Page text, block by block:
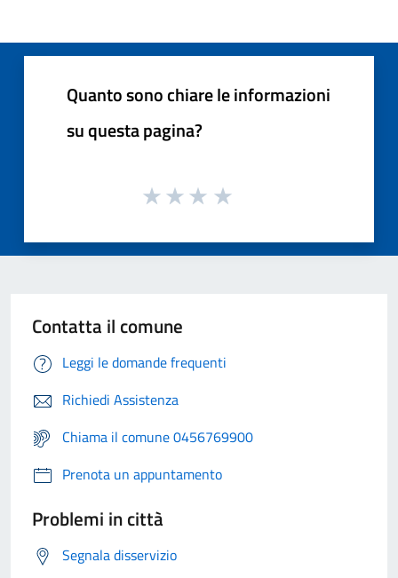
Quanto sono chiare le informazioni
su questa pagina?
Contatta il comune
Leggi le domande frequenti
Richiedi Assistenza
Chiama il comune 0456769900
Prenota un appuntamento
Problemi in città
Segnala disservizio